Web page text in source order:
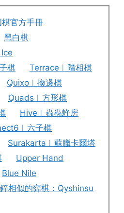
官方手冊
黑白棋
棋
Terrace︱階相棋
Quixo︱換邊棋
Quads︱方形棋
Hive︱蟲蟲蜂房
六子棋
Surakarta︱蘇臘卡爾塔
Upper Hand
Blue Nile
相似的弈棋：Qyshinsu